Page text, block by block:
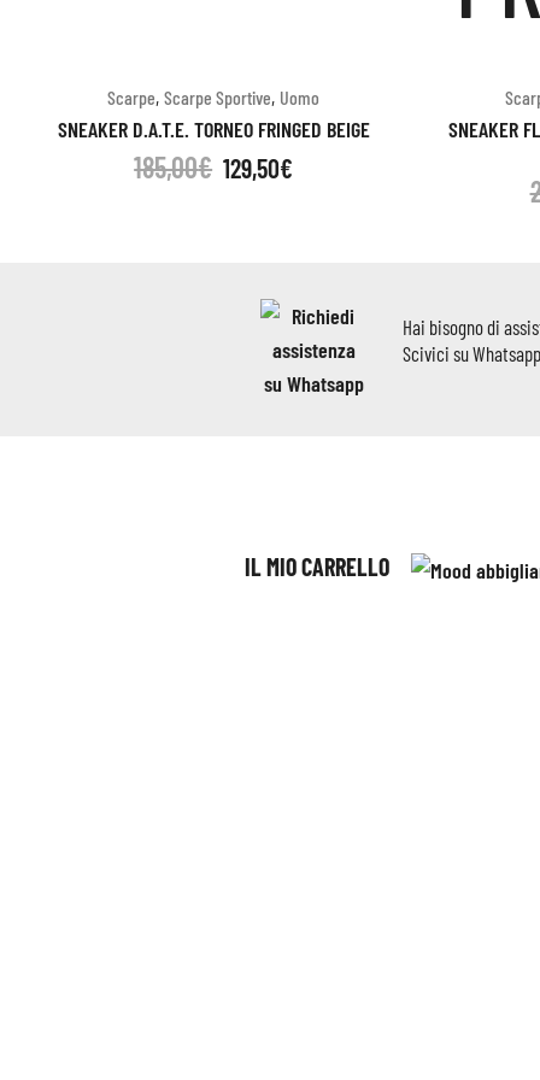
Scarpe,Scarpe Sportive, Uomo
SNEAKER D.A.T.E. TORNEO FRINGED BEIGE
185,00€ 129,50€
SNEAKER
Hai bisogno di
Scivici su
IL MIO CARRELLO